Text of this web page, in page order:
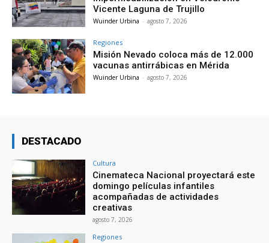
Vicente Laguna de Trujillo
Wuinder Urbina - agosto 7, 2026
Regiones
Misión Nevado coloca más de 12.000
vacunas antirrábicas en Mérida
Wuinder Urbina - agosto 7, 2026
DESTACADO
Cultura
Cinemateca Nacional proyectará este
domingo películas infantiles
acompañadas de actividades
creativas
agosto 7, 2026
Regiones